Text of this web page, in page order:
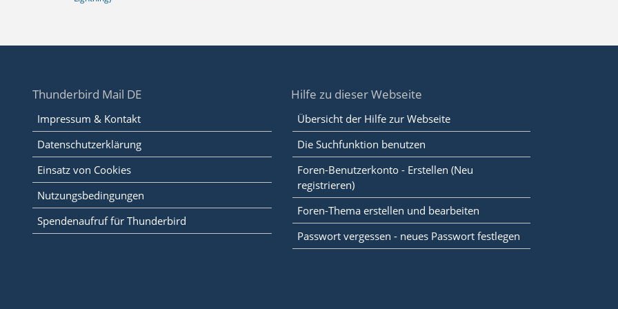
Thunderbird Mail DE
Impressum & Kontakt
Datenschutzerklärung
Einsatz von Cookies
Nutzungsbedingungen
Spendenaufruf für Thunderbird
Hilfe zu dieser Webseite
Übersicht der Hilfe zur Webseite
Die Suchfunktion benutzen
Foren-Benutzerkonto - Erstellen (Neu
registrieren)
Foren-Thema erstellen und bearbeiten
Passwort vergessen - neues Passwort festlegen